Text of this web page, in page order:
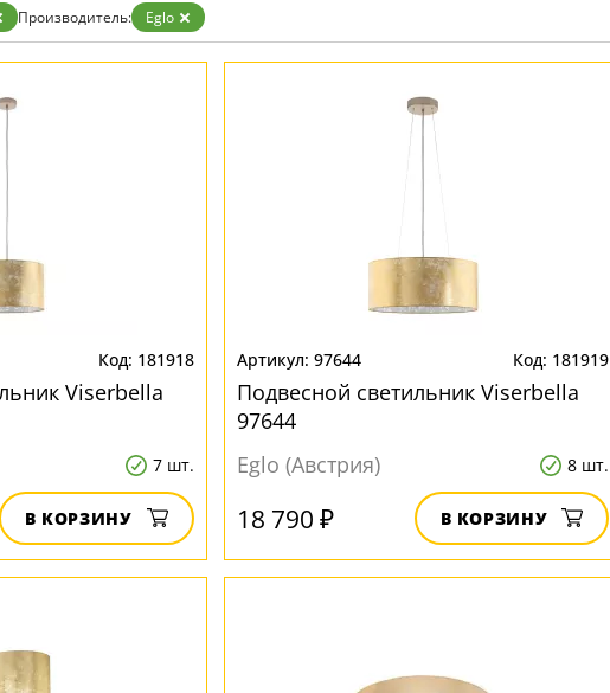
Производитель: Eglo
181918
Viserbella
7 шт.
В КОРЗИНУ
97644 181919
Подвесной светильник Viserbella
97644
Eglo (Австрия)
8 шт.
18 790 ₽ В КОРЗИНУ